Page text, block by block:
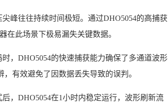
峰往往持续时间极短。通过DHO5054的高捕获
在此场景下极易漏失关键数据。
，DHO5054的快速捕获能力确保了多通道波形
有效避免了因数据丢失导致的误判。
，DHO5054在1小时内稳定运行，波形刷新流